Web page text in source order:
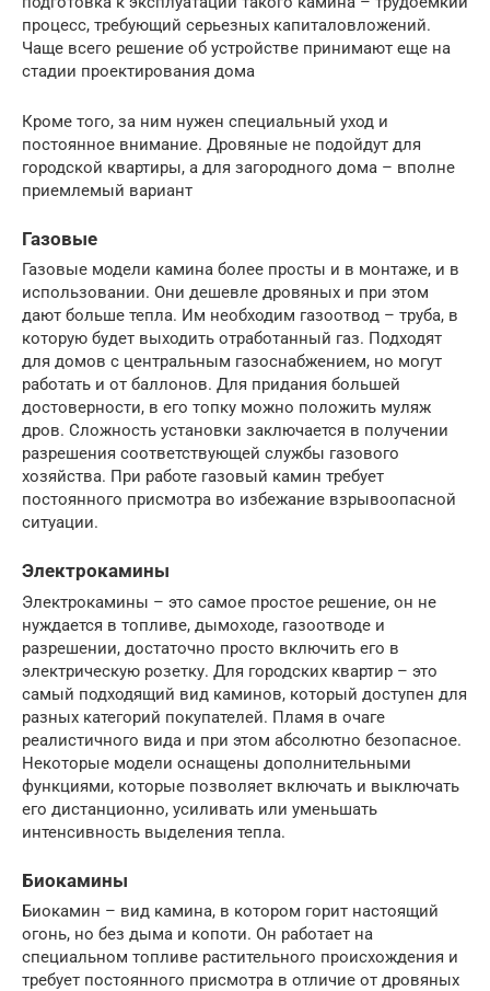
процесс, требующий серьезных капиталовложений.
Чаще всего решение об устройстве принимают еще на
стадии проектирования дома
Кроме того, за ним нужен специальный уход и
постоянное внимание. Дровяные не подойдут для
городской квартиры, а для загородного дома – вполне
приемлемый вариант
Газовые
Газовые модели камина более просты и в монтаже, и в
использовании. Они дешевле дровяных и при этом
дают больше тепла. Им необходим газоотвод – труба, в
которую будет выходить отработанный газ. Подходят
для домов с центральным газоснабжением, но могут
работать и от баллонов. Для придания большей
достоверности, в его топку можно положить муляж
дров. Сложность установки заключается в получении
разрешения соответствующей службы газового
хозяйства. При работе газовый камин требует
постоянного присмотра во избежание взрывоопасной
ситуации.
Электрокамины
Электрокамины – это самое простое решение, он не
нуждается в топливе, дымоходе, газоотводе и
разрешении, достаточно просто включить его в
электрическую розетку. Для городских квартир – это
самый подходящий вид каминов, который доступен для
разных категорий покупателей. Пламя в очаге
реалистичного вида и при этом абсолютно безопасное.
Некоторые модели оснащены дополнительными
функциями, которые позволяет включать и выключать
его дистанционно, усиливать или уменьшать
интенсивность выделения тепла.
Биокамины
Биокамин – вид камина, в котором горит настоящий
огонь, но без дыма и копоти. Он работает на
специальном топливе растительного происхождения и
требует постоянного присмотра в отличие от дровяных